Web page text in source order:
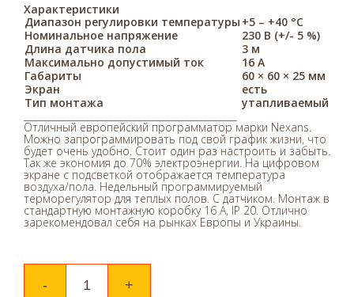
Характеристики
Диапазон регулировки температуры +5 – +40 °C
Номинальное напряжение
230 В (+/- 5 %)
Длина датчика пола
3 м
Максимально допустимый ток
16 А
Габариты
60 × 60 × 25 мм
Экран
есть
Тип монтажа
утапливаемый
Отличный европейский программатор марки Nexans.
Можно запрограммировать под свой график жизни, что
будет очень удобно. Стоит один раз настроить и забыть.
Так же экономия до 70% электроэнергии. На цифровом
экране с подсветкой отображается температура
воздуха/пола. Недельный программируемый
терморегулятор для теплых полов. С датчиком. Монтаж в
стандартную монтажную коробку 16 А, IP 20. Отлично
зарекомендовал себя на рынках Европы и Украины.